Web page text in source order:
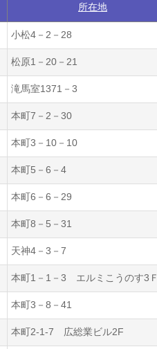
所在地
小松4－2－28
松原1－20－21
滝馬室1371－3
本町7－2－30
本町3－10－10
本町5－6－4
本町6－6－29
本町8－5－31
天神4－3－7
本町1－1－3 エルミこうのす3Ｆ
本町3－8－41
本町2-1-7 広総業ビル2F